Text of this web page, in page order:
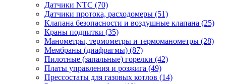
Датчики NTC (70)
Датчики протока, расходомеры (51)
Клапана безопасности и воздушные клапана (25)
Краны подпитки (35)
Манометры, термометры и термоманометры (28)
Мембраны (диафрагмы) (87)
Пилотные (запальные) горелки (42)
Платы управления и розжига (49)
Прессостаты для газовых котлов (14)